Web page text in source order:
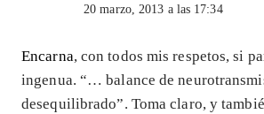
20 marzo, 2013 a las 17:34
Encarna, con todos mis respetos, si
ingenua. “… balance de
desequilibrado”. Toma claro, y